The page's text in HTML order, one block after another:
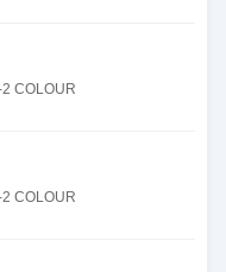
COLOUR
COLOUR